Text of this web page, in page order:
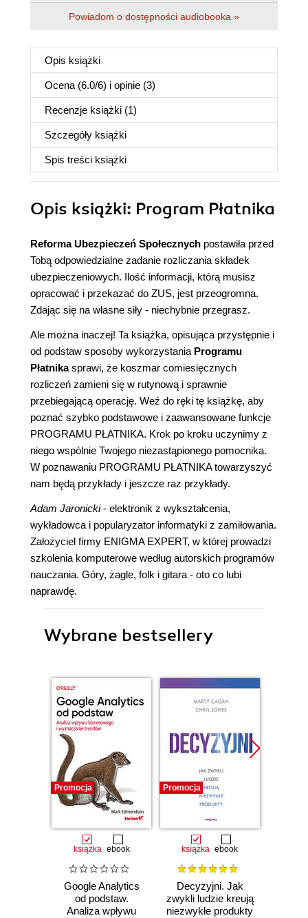
Powiadom o dostępności audiobooka »
Opis książki
Ocena (6.0/6) i opinie (3)
Recenzje książki (1)
Szczegóły książki
Spis treści książki
Opis książki: Program Płatnika
Reforma Ubezpieczeń Społecznych postawiła przed
Tobą odpowiedzialne zadanie rozliczania składek
ubezpieczeniowych. Ilość informacji, którą musisz
opracować i przekazać do ZUS, jest przeogromna.
Zdając się na własne siły - niechybnie przegrasz.
Ale można inaczej! Ta książka, opisująca przystępnie i
od podstaw sposoby wykorzystania Programu
Płatnikasprawi, że koszmar comiesięcznych
rozliczeń zamieni się w rutynową i sprawnie
przebiegającą operację. Weź do ręki tę książkę, aby
poznać szybko podstawowe i zaawansowane funkcje
PROGRAMU PŁATNIKA. Krok po kroku uczynimy z
niego wspólnie Twojego niezastąpionego pomocnika.
W poznawaniu PROGRAMU PŁATNIKA towarzyszyć
nam będą przykłady i jeszcze raz przykłady.
Adam Jaronicki- elektronik z wykształcenia,
wykładowca i popularyzator informatyki z zamiłowania.
Założyciel firmy ENIGMA EXPERT, w której prowadzi
szkolenia komputerowe według autorskich programów
nauczania. Góry, żagle, folk i gitara - oto co lubi
naprawdę.
Wybrane bestsellery
Promocja
książka ebook
Google Analytics
od podstaw.
Analiza wpływu
Promocja
książka ebook
Decyzyjni. Jak
zwykli ludzie kreują
niezwykłe produkty